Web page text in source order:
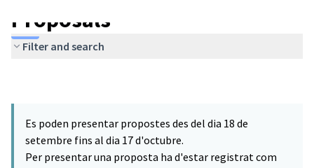
Proposals
Filter and search
Es poden presentar propostes des del dia 18 de
setembre fins al dia 17 d'octubre.
Per presentar una proposta ha d'estar registrat com